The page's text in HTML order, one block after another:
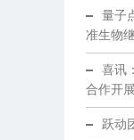
量子
准生物
喜讯
合作开
跃动